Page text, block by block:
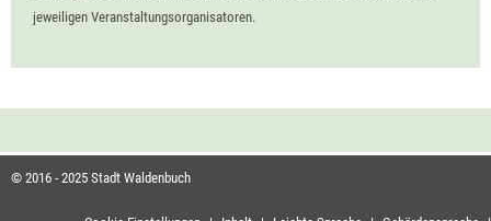
jeweiligen Veranstaltungsorganisatoren.
© 2016 - 2025 Stadt Waldenbuch